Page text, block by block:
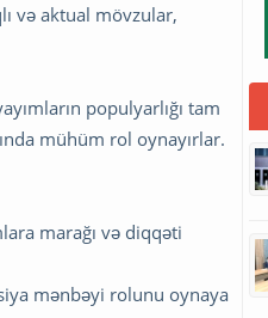
və aktual mövzular,
populyarlığı tam
mühüm rol oynayırlar.
marağı və diqqəti
mənbəyi rolunu oynaya